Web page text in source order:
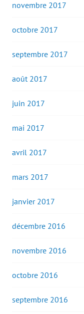
novembre 2017
octobre 2017
septembre 2017
août 2017
juin 2017
mai 2017
avril 2017
mars 2017
janvier 2017
décembre 2016
novembre 2016
octobre 2016
septembre 2016